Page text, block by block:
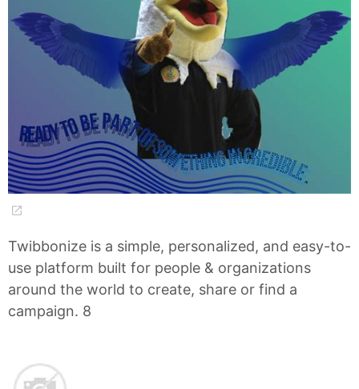
Twibbonize is a simple, personalized, and easy-to-
use platform built for people & organizations
around the world to create, share or find a
campaign. 8